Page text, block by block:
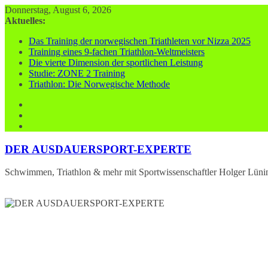
Zum
Inhalt
Donnerstag, August 6, 2026
Aktuelles:
Das Training der norwegischen Triathleten vor Nizza 2025
Training eines 9-fachen Triathlon-Weltmeisters
Die vierte Dimension der sportlichen Leistung
Studie: ZONE 2 Training
Triathlon: Die Norwegische Methode
DER AUSDAUERSPORT-EXPERTE
Schwimmen, Triathlon & mehr mit Sportwissenschaftler Holger